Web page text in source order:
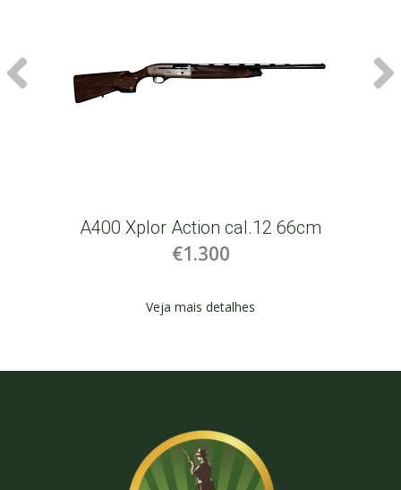
A400 Xplor Action cal.12 66cm
€1.300
Veja mais detalhes